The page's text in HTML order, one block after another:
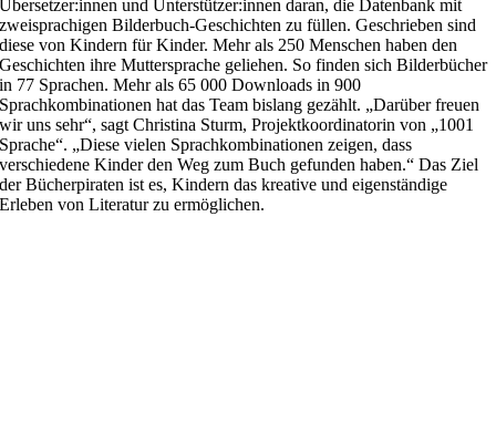
Übersetzer:innen undUnterstützer:innen daran, die Datenbank mit
zweisprachigen Bilderbuch-Geschichten zu füllen. Geschrieben sind
diese von Kindern für Kinder. Mehr als 250 Menschen haben den
Geschichten ihre Muttersprache geliehen. So finden sich Bilderbücher
in 77 Sprachen. Mehr als 65 000 Downloads in 900
Sprachkombinationen hat das Team bislang gezählt. „Darüber freuen
wir uns sehr“, sagt Christina Sturm, Projektkoordinatorin von „1001
Sprache“. „Diese vielen Sprachkombinationen zeigen, dass
verschiedene Kinder den Weg zum Buch gefunden haben.“ Das Ziel
der Bücherpiraten ist es, Kindern das kreative und eigenständige
Erleben von Literatur zu ermöglichen.